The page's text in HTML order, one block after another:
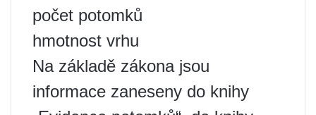
počet potomků
hmotnost vrhu
Na základě zákona jsou
informace zaneseny do knihy